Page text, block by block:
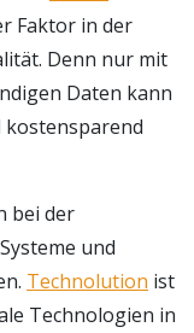
Faktor in der
Denn nur mit
Daten kann
bei der
und
Technolution ist
Technologien in